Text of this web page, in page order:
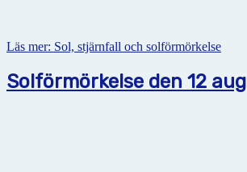
Läs mer: Sol, stjärnfall och solförmörkelse
Solförmörkelse den 12 aug